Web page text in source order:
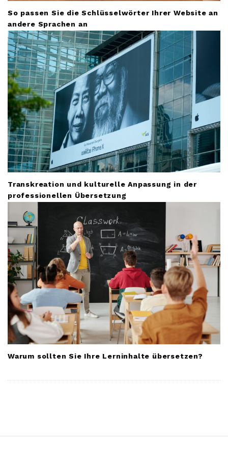
So passen Sie die Schlüsselwörter Ihrer Website an
andere Sprachen an
Transkreation und kulturelle Anpassung in der
professionellen Übersetzung
Warum sollten Sie Ihre Lerninhalte übersetzen?